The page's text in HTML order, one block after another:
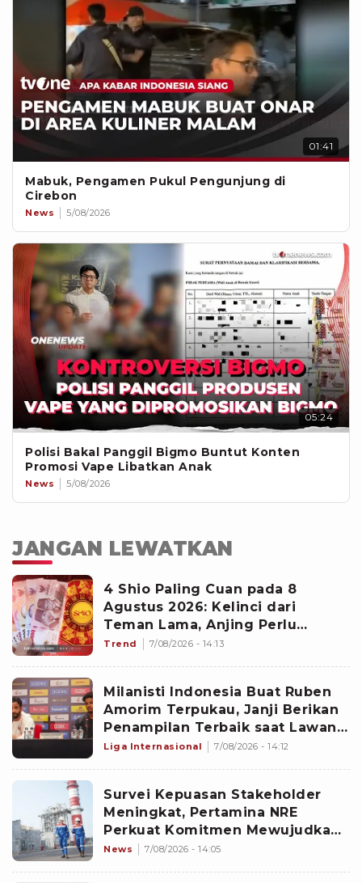
01:41
Mabuk, Pengamen Pukul Pengunjung di
Cirebon
News 5/08/2026
05:24
Polisi Bakal Panggil Bigmo Buntut Konten
Promosi Vape Libatkan Anak
News 5/08/2026
JANGAN LEWATKAN
4 Shio Paling Cuan pada 8
Agustus 2026: Kelinci dari
Teman Lama, Anjing Perlu
Waspada
Trend 7/08/2026 - 14:13
Milanisti Indonesia Buat Ruben
Amorim Terpukau, Janji Berikan
Penampilan Terbaik saat Lawan
Chelsea di GBK
Liga Internasional 7/08/2026 - 14:12
Survei Kepuasan Stakeholder
Meningkat, Pertamina NRE
Perkuat Komitmen Mewujudkan
Transisi Energi Berkelanjutan
News 7/08/2026 - 14:05